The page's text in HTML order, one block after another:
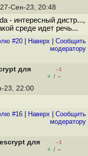
Сен-23, 20:48
- интересный дистр...,
среде идет речь...
#20 Наверх
Cообщить
модератору
для
–1
+ / –
23, 22:00
#16 Наверх
Cообщить
модератору
для
–1
+ / –